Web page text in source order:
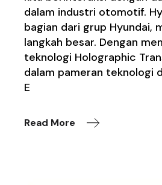
dalam industri otomotif.
bagian dari grup Hyundai,
langkah besar. Dengan
teknologi Holographic
dalam pameran teknologi
E
Read More